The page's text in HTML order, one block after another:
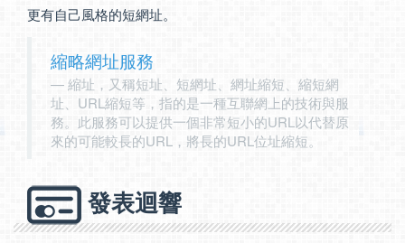
更有自己風格的短網址。
縮略網址服務
縮址，又稱短址、短網址、網址縮短、縮短網
址、URL縮短等，指的是一種互聯網上的技術與服
務。此服務可以提供一個非常短小的URL以代替原
來的可能較長的URL，將長的URL位址縮短。
發表迴響